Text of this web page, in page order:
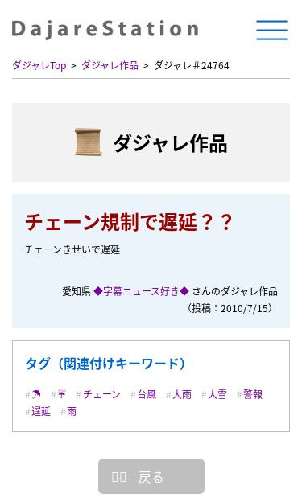
ダジャレTop ダジャレ作品 ダジャレ＃24764
ダジャレ作品
チェーン規制で遅延？？
チェーンきせいで遅延
愛知県◆字幕ニュース好き◆ さんのダジャレ作品
（投稿：2010/7/15）
タグ（関連付けキーワード）
☂️ ☔️ チェーン 台風 大雨 大雪
警報
遅延
雨
戻る